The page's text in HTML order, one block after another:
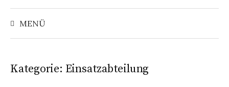
MENÜ
Suchen
Kategorie: Einsatzabteilung